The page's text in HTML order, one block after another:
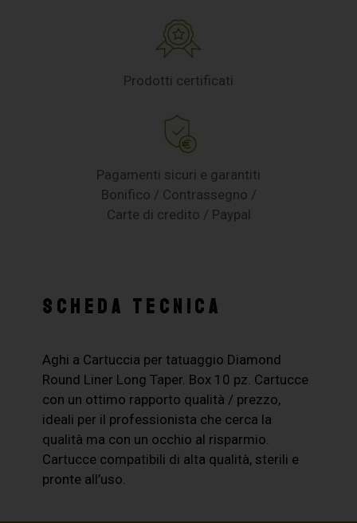
Prodotti certificati
Pagamenti sicuri e garantiti
Bonifico / Contrassegno /
Carte di credito / Paypal
SCHEDA TECNICA
Aghi a Cartuccia per tatuaggio Diamond
Round Liner Long Taper. Box 10 pz. Cartucce
con un ottimo rapporto qualità / prezzo,
ideali per il professionista che cerca la
qualità ma con un occhio al risparmio.
Cartucce compatibili di alta qualità, sterili e
pronte all’uso.